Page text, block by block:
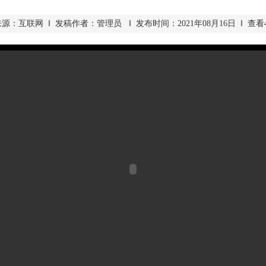
源：互联网 ‖ 发稿作者：管理员 ‖ 发布时间：2021年08月16日 ‖ 查看